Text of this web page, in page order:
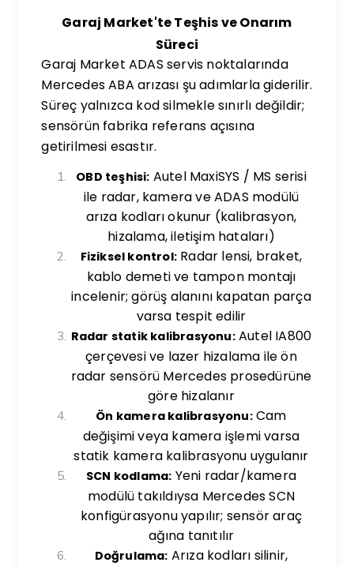
Garaj Market'te Teşhis ve Onarım
Süreci
Garaj Market ADAS servis noktalarında
Mercedes ABA arızası şu adımlarla giderilir.
Süreç yalnızca kod silmekle sınırlı değildir;
sensörün fabrika referans açısına
getirilmesi esastır.
OBD teşhisi: Autel MaxiSYS / MS serisi
ile radar, kamera ve ADAS modülü
arıza kodları okunur (kalibrasyon,
hizalama, iletişim hataları)
Fiziksel kontrol: Radar lensi, braket,
kablo demeti ve tampon montajı
incelenir; görüş alanını kapatan parça
varsa tespit edilir
Radar statik kalibrasyonu:Autel IA800
çerçevesi ve lazer hizalama ile ön
radar sensörü Mercedes prosedürüne
göre hizalanır
Ön kamera kalibrasyonu:Cam
değişimi veya kamera işlemi varsa
statik kamera kalibrasyonu uygulanır
SCN kodlama: Yeni radar/kamera
modülü takıldıysa Mercedes SCN
konfigürasyonu yapılır; sensör araç
ağına tanıtılır
Doğrulama: Arıza kodları silinir,